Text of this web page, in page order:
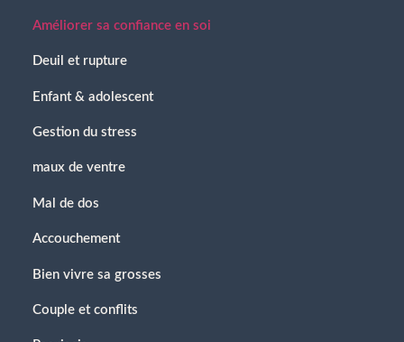
Améliorer sa confiance en soi
Deuil et rupture
Enfant & adolescent
Gestion du stress
maux de ventre
Mal de dos
Accouchement
Bien vivre sa grosses
Couple et conflits